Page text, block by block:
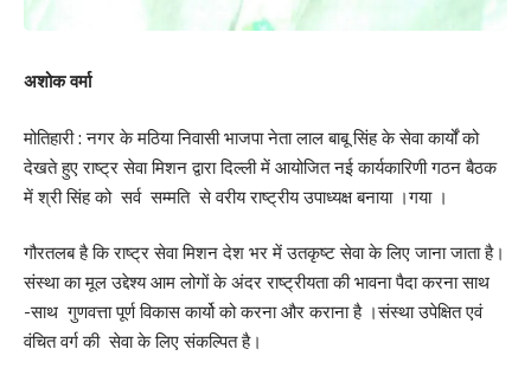
अशोक वर्मा
मोतिहारी : नगर के मठिया निवासी भाजपा नेता लाल बाबू सिंह के सेवा कार्यों को
देखते हुए राष्ट्र सेवा मिशन द्वारा दिल्ली में आयोजित नई कार्यकारिणी गठन बैठक
में श्री सिंह को सर्व सम्मति से वरीय राष्ट्रीय उपाध्यक्ष बनाया ।गया ।
गौरतलब है कि राष्ट्र सेवा मिशन देश भर में उतकृष्ट सेवा के लिए जाना जाता है।
संस्था का मूल उद्देश्य आम लोगों के अंदर राष्ट्रीयता की भावना पैदा करना साथ
-साथ गुणवत्ता पूर्ण विकास कार्यो को करना और कराना है ।संस्था उपेक्षित एवं
वंचित वर्ग की सेवा के लिए संकल्पित है।